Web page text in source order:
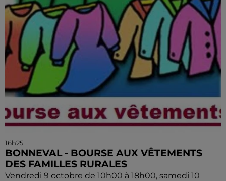
16h25
BONNEVAL - BOURSE AUX VÊTEMENTS
DES FAMILLES RURALES
Vendredi 9 octobre de 10h00 à 18h00, samedi 10